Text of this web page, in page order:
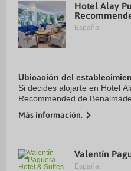
Hotel Alay
España.
Ubicación del
Si decides alojarte en Hotel
Recommended de
deportivo de Benalmádena.
Más información.
Valentín
España.